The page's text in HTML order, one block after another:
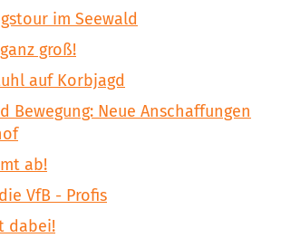
im Seewald
groß!
auf Korbjagd
Bewegung: Neue Anschaffungen
ab!
VfB - Profis
dabei!